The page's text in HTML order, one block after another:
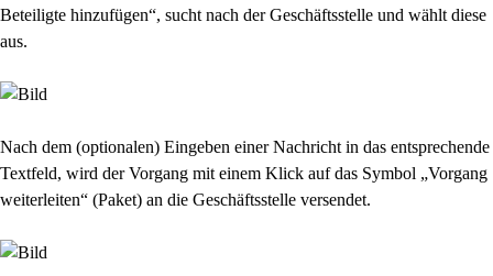
Beteiligte hinzufügen“, sucht nach der Geschäftsstelle und wählt diese
aus.
Nach dem (optionalen) Eingeben einer Nachricht in das entsprechende
Textfeld, wird der Vorgang mit einem Klick auf das Symbol „Vorgang
weiterleiten“ (Paket) an die Geschäftsstelle versendet.